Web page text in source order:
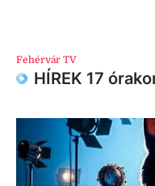
Fehérvár TV
HÍREK 17